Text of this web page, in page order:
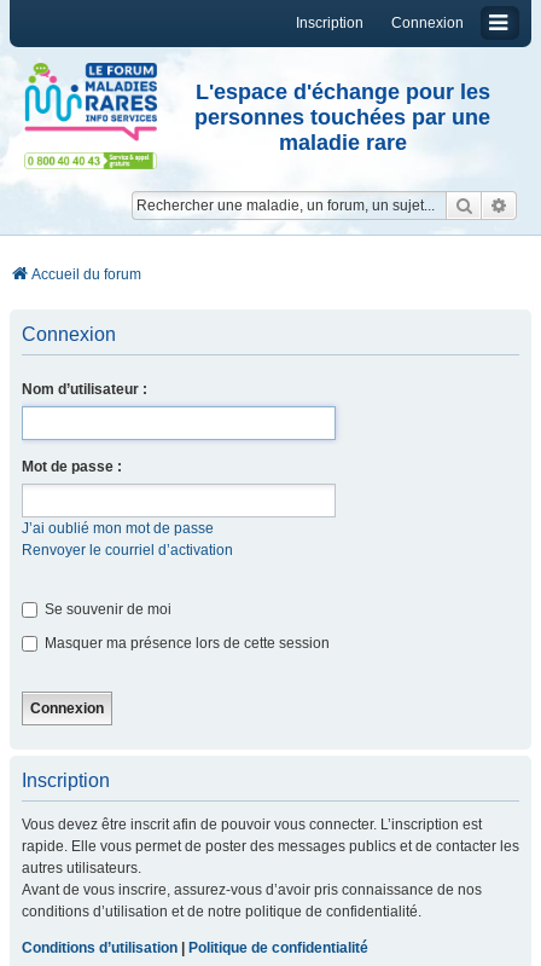
Connexion
Inscription
L'espace d'échange pour les
personnes touchées par une
maladie rare
Accueil du forum
Connexion
Nom d’utilisateur :
Mot de passe :
J’ai oublié mon mot de passe
Renvoyer le courriel d’activation
Se souvenir de moi
Masquer ma présence lors de cette session
Inscription
Vous devez être inscrit afin de pouvoir vous connecter. L’inscription est
rapide. Elle vous permet de poster des messages publics et de contacter les
autres utilisateurs.
Avant de vous inscrire, assurez-vous d’avoir pris connaissance de nos
conditions d’utilisation et de notre politique de confidentialité.
Conditions d’utilisation Politique de confidentialité